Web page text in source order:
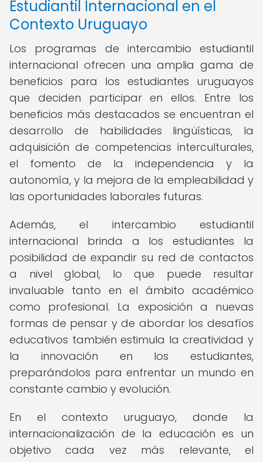
Estudiantil Internacional en el
Contexto Uruguayo
Los programas de intercambio estudiantil
internacional ofrecen una amplia gama de
beneficios para los estudiantes uruguayos
que deciden participar en ellos. Entre los
beneficios más destacados se encuentran el
desarrollo de habilidades lingüísticas, la
adquisición de competencias interculturales,
el fomento de la independencia y la
autonomía, y la mejora de la empleabilidad y
las oportunidades laborales futuras.
Además, el intercambio estudiantil
internacional brinda a los estudiantes la
posibilidad de expandir su red de contactos
a nivel global, lo que puede resultar
invaluable tanto en el ámbito académico
como profesional. La exposición a nuevas
formas de pensar y de abordar los desafíos
educativos también estimula la creatividad y
la innovación en los estudiantes,
preparándolos para enfrentar un mundo en
constante cambio y evolución.
En el contexto uruguayo, donde la
internacionalización de la educación es un
objetivo cada vez más relevante, el